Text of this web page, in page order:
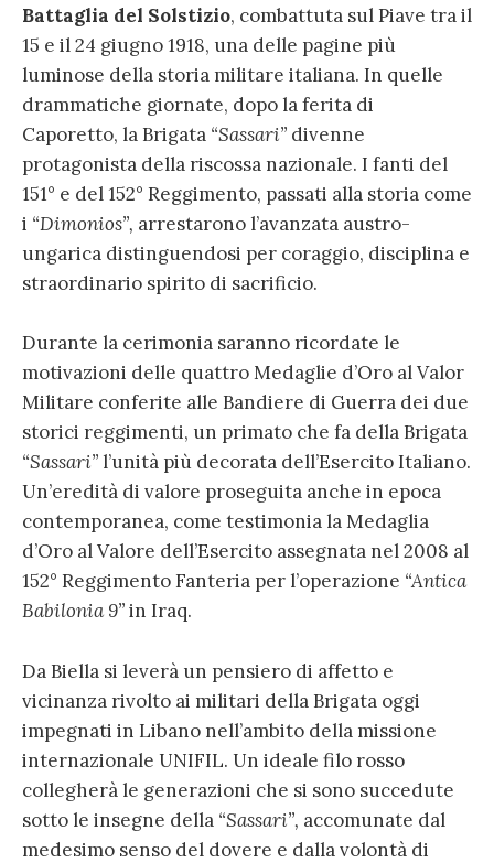
Battaglia del Solstizio, combattuta sul Piave tra il
15 e il 24 giugno 1918, una delle pagine più
luminose della storia militare italiana. In quelle
drammatiche giornate, dopo la ferita di
Caporetto, la Brigata “Sassari” divenne
protagonista della riscossa nazionale. I fanti del
151° e del 152° Reggimento, passati alla storia come
i “Dimonios”, arrestarono l’avanzata austro-
ungarica distinguendosi per coraggio, disciplina e
straordinario spirito di sacrificio.
Durante la cerimonia saranno ricordate le
motivazioni delle quattro Medaglie d’Oro al Valor
Militare conferite alle Bandiere di Guerra dei due
storici reggimenti, un primato che fa della Brigata
“Sassari”l’unità più decorata dell’Esercito Italiano.
Un’eredità di valore proseguita anche in epoca
contemporanea, come testimonia la Medaglia
d’Oro al Valore dell’Esercito assegnata nel 2008 al
152° Reggimento Fanteria per l’operazione “Antica
Babilonia 9”in Iraq.
Da Biella si leverà un pensiero di affetto e
vicinanza rivolto ai militari della Brigata oggi
impegnati in Libano nell’ambito della missione
internazionale UNIFIL. Un ideale filo rosso
collegherà le generazioni che si sono succedute
sotto le insegne della “Sassari”, accomunate dal
medesimo senso del dovere e dalla volontà di